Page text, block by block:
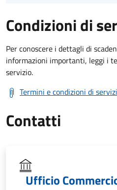
Condizioni di
Per conoscere i dettagli di
informazioni importanti, leggi i
servizio.
Termini e condizioni di
Contatti
Ufficio